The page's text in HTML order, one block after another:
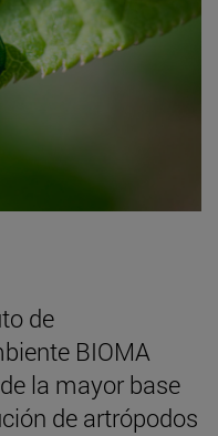
de
BIOMA
la mayor base
de artrópodos